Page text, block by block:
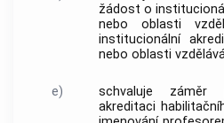
žádost o
nebo oblasti
institucionální
nebo oblasti
e)
schvaluje
akreditaci